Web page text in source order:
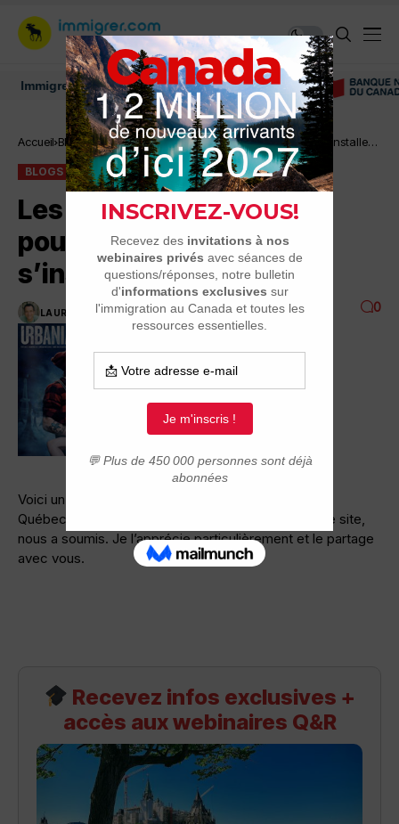
au Canada: ressources et conseils
Accueil Blogs Les 10 commandements pour un Français qui s’installe
au Québec
BLOGS MAUDITS FRANÇAIS
Les 10 commandements
pour un Français qui
s’installe au Québec
LAURENT GIGON 3 MINUTES DE LECTURE 4.1K VUES 0
Voici un billet que la blogueuse
Québec depuis 10 ans, et ancienne lectrice de notre site,
nous a soumis. Je l’apprécie particulièrement et le partage
avec vous.
Recevez infos exclusives +
accès aux webinaires Q&R